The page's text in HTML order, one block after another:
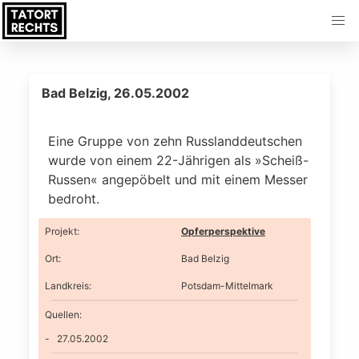
Bad Belzig, 26.05.2002
Eine Gruppe von zehn Russlanddeutschen
wurde von einem 22-Jährigen als »Scheiß-
Russen« angepöbelt und mit einem Messer
bedroht.
Projekt: Opferperspektive
Ort: Bad Belzig
Landkreis: Potsdam-Mittelmark
Quellen:
27.05.2002